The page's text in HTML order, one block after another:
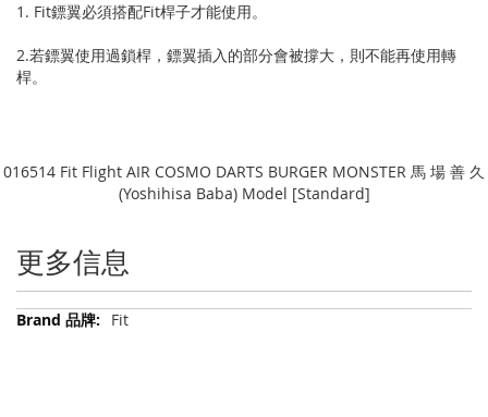
1. Fit鏢翼必須搭配Fit桿子才能使用。
2.若鏢翼使用過鎖桿，鏢翼插入的部分會被撐大，則不能再使用轉
桿。
016514 Fit Flight AIR COSMO DARTS BURGER MONSTER 馬 場 善 久
(Yoshihisa Baba) Model [Standard]
更多信息
更
Fit